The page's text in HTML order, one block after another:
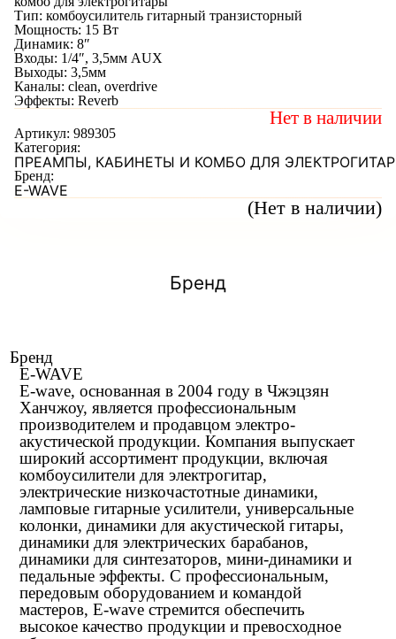
(Нет в наличии)
Тип: комбоусилитель гитарный транзисторный
Мощность: 15 Вт
Динамик: 8″
Входы: 1/4″, 3,5мм AUX
Выходы: 3,5мм
Каналы: clean, overdrive
Эффекты: Reverb
Нет в наличии
Артикул: 989305
Категория:
ПРЕАМПЫ, КАБИНЕТЫ И КОМБО ДЛЯ ЭЛЕКТРОГИТАР
Бренд:
E-WAVE
Бренд
Бренд
E-WAVE
E-wave, основанная в 2004 году в Чжэцзян
Ханчжоу, является профессиональным
производителем и продавцом электро-
акустической продукции. Компания выпускает
широкий ассортимент продукции, включая
комбоусилители для электрогитар,
электрические низкочастотные динамики,
ламповые гитарные усилители, универсальные
колонки, динамики для акустической гитары,
динамики для электрических барабанов,
динамики для синтезаторов, мини-динамики и
педальные эффекты. С профессиональным,
передовым оборудованием и командой
мастеров, E-wave стремится обеспечить
высокое качество продукции и превосходное